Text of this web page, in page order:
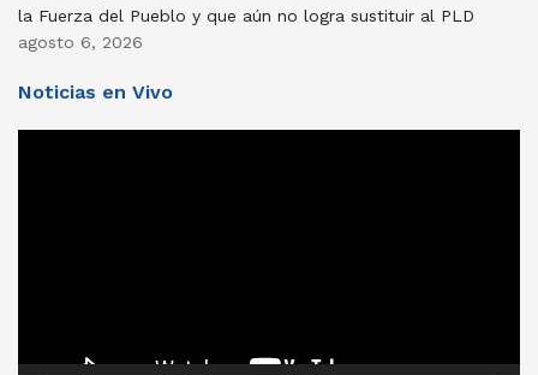
la Fuerza del Pueblo y que aún no logra sustituir al PLD
agosto 6, 2026
Noticias en Vivo